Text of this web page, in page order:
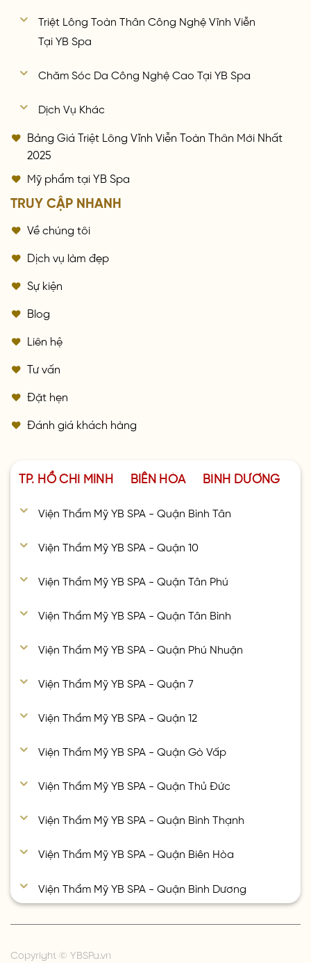
Triệt Lông Toàn Thân Công Nghệ Vĩnh Viễn
Tại YB Spa
Chăm Sóc Da Công Nghệ Cao Tại YB Spa
Dịch Vụ Khác
Bảng Giá Triệt Lông Vĩnh Viễn Toàn Thân Mới Nhất
2025
Mỹ phẩm tại YB Spa
TRUY CẬP NHANH
Về chúng tôi
Dịch vụ làm đẹp
Sự kiện
Blog
Liên hệ
Tư vấn
Đặt hẹn
Đánh giá khách hàng
TP. HỒ CHÍ MINH BIÊN HÒA BÌNH DƯƠNG
Viện Thẩm Mỹ YB SPA - Quận Bình Tân
Viện Thẩm Mỹ YB SPA - Quận 10
Viện Thẩm Mỹ YB SPA - Quận Tân Phú
Viện Thẩm Mỹ YB SPA - Quận Tân Bình
Viện Thẩm Mỹ YB SPA - Quận Phú Nhuận
Viện Thẩm Mỹ YB SPA - Quận 7
Viện Thẩm Mỹ YB SPA - Quận 12
Viện Thẩm Mỹ YB SPA - Quận Gò Vấp
Viện Thẩm Mỹ YB SPA - Quận Thủ Đức
Viện Thẩm Mỹ YB SPA - Quận Bình Thạnh
Viện Thẩm Mỹ YB SPA - Quận Biên Hòa
Viện Thẩm Mỹ YB SPA - Quận Bình Dương
Copyright © YBSPa.vn